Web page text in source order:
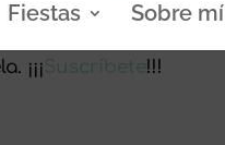
Fiestas Sobre mí
¡¡¡Suscríbete!!!